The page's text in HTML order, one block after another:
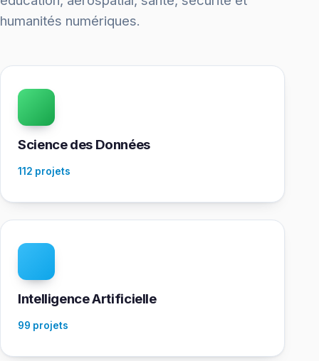
humanités numériques.
Science des Données
112 projets
Intelligence Artificielle
99 projets